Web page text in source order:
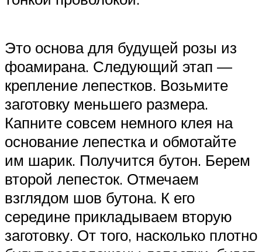
Это основа для будущей розы из
фоамирана. Следующий этап —
крепление лепестков. Возьмите
заготовку меньшего размера.
Капните совсем немного клея на
основание лепестка и обмотайте
им шарик. Получится бутон. Берем
второй лепесток. Отмечаем
взглядом шов бутона. К его
середине прикладываем вторую
заготовку. От того, насколько плотно